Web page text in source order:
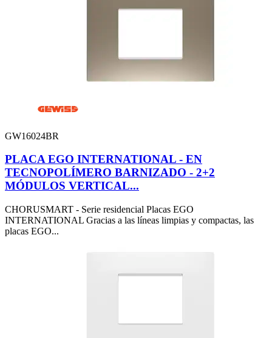
GW16024BR
PLACA EGO INTERNATIONAL - EN
TECNOPOLÍMERO BARNIZADO - 2+2
MÓDULOS VERTICAL...
CHORUSMART - Serie residencial Placas EGO
INTERNATIONAL Gracias a las líneas limpias y compactas, las
placas EGO...